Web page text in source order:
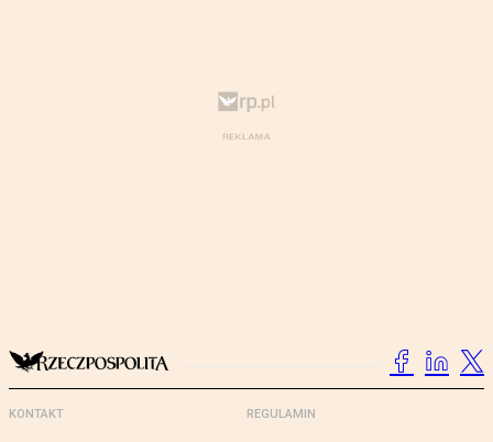
KONTAKT REGULAMIN